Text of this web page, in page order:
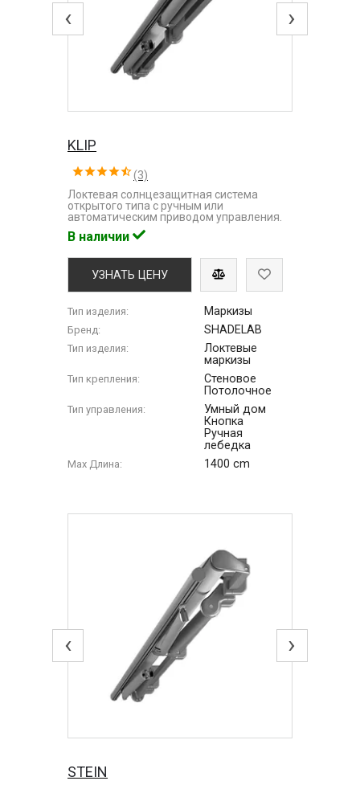
‹ ›
KLIP
(3)
Локтевая солнцезащитная система
открытого типа с ручным или
автоматическим приводом управления.
В наличии
УЗНАТЬ ЦЕНУ
Тип изделия: Маркизы
Бренд: SHADELAB
Тип изделия:
Локтевые
маркизы
Тип крепления:
Стеновое
Потолочное
Тип управления:
Умный дом
Кнопка
Ручная
лебедка
Max Длина: 1400 cm
‹ ›
STEIN